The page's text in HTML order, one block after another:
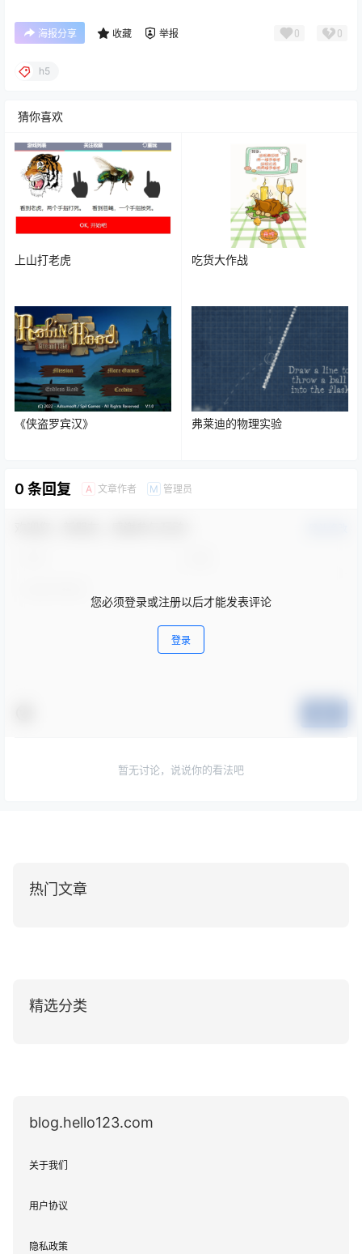
海报分享 收藏 举报 0 0
h5
猜你喜欢
上山打老虎 吃货大作战
《侠盗罗宾汉》 弗莱迪的物理实验
0 条回复 A 文章作者 M 管理员
您必须登录或注册以后才能发表评论
登录
暂无讨论，说说你的看法吧
热门文章
精选分类
blog.hello123.com
关于我们
用户协议
隐私政策